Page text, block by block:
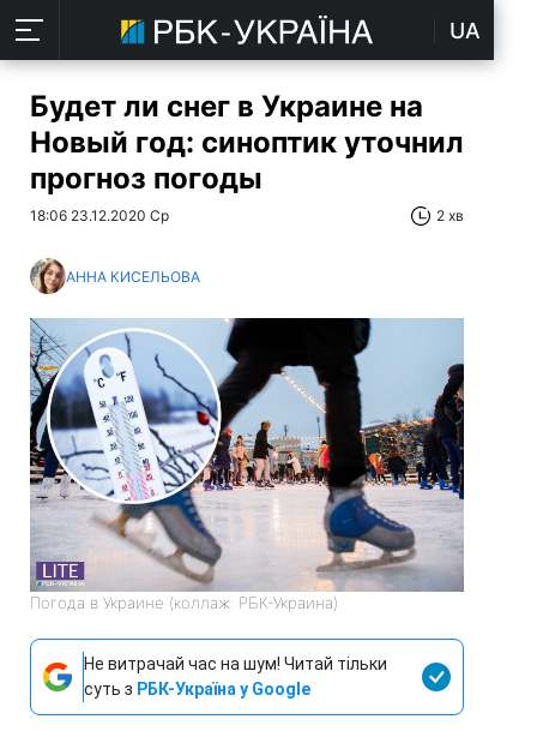
UA
Будет ли снег в Украине на
Новый год: синоптик уточнил
прогноз погоды
18:06 23.12.2020 Ср 2 хв
АННА КИСЕЛЬОВА
Погода в Украине (коллаж: РБК-Украина)
Не витрачай час на шум! Читай тільки
суть з РБК-Україна у Google